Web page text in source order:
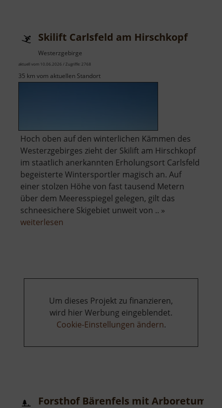
Skilift Carlsfeld am Hirschkopf
Westerzgebirge
aktuell vom 10.06.2026 / Zugriffe: 2768
35 km vom aktuellen Standort
Hoch oben auf den winterlichen Kämmen des
Westerzgebirges zieht der Skilift am Hirschkopf
im staatlich anerkannten Erholungsort Carlsfeld
begeisterte Wintersportler magisch an. Auf
einer stolzen Höhe von fast tausend Metern
über dem Meeresspiegel gelegen, gilt das
schneesichere Skigebiet unweit von .. »
weiterlesen
Um dieses Projekt zu finanzieren,
wird hier Werbung eingeblendet.
Cookie-Einstellungen ändern.
Forsthof Bärenfels mit Arboretum